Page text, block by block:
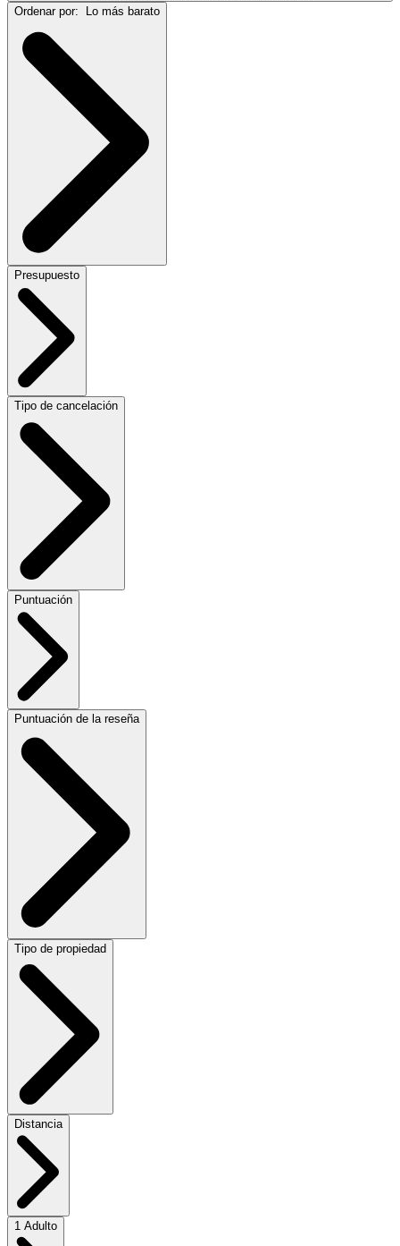
Ordenar por: Lo más barato
Presupuesto
Tipo de cancelación
Puntuación
Puntuación de la reseña
Tipo de propiedad
Distancia
1 Adulto